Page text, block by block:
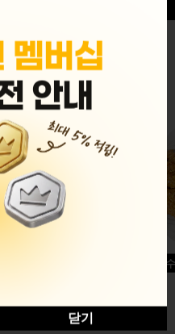
+허니]
허니옥
닫기